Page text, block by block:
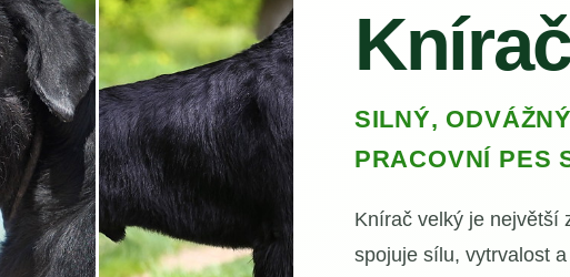
SILNÝ,
PRACOVNÍ PES
Knírač velký je největší
spojuje sílu, vytrvalost